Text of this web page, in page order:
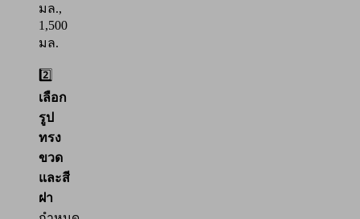
มล.,
1,500
มล.
2️⃣
เลือก
รูป
ทรง
ขวด
และสี
ฝา